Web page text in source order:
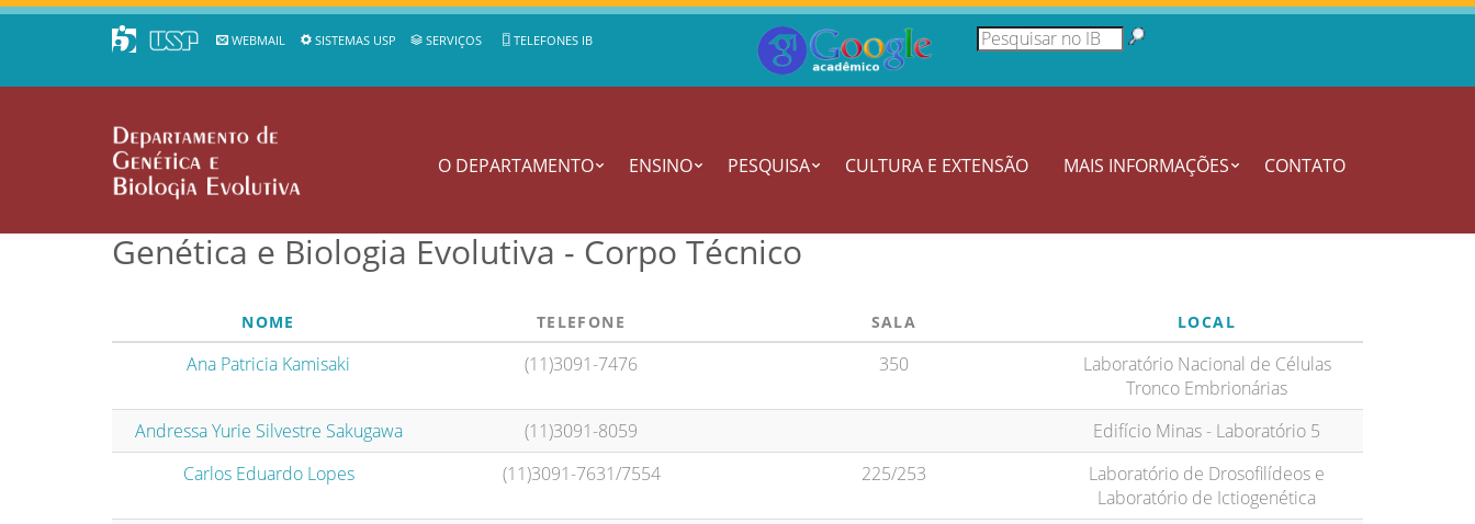
WEBMAIL SISTEMAS USP SERVIÇOS TELEFONES IB
O DEPARTAMENTO ENSINO PESQUISA CULTURA E EXTENSÃO MAIS INFORMAÇÕES CONTATO
Genética e Biologia Evolutiva - Corpo Técnico
NOME TELEFONE SALA LOCAL
Ana Patricia Kamisaki (11)3091-7476 350
Laboratório Nacional de Células
Tronco Embrionárias
Andressa Yurie Silvestre Sakugawa
(11)3091-8059
Edifício Minas - Laboratório 5
Carlos Eduardo Lopes
(11)3091-7631/7554 225/253
Laboratório de Drosofilídeos e
Laboratório de Ictiogenética